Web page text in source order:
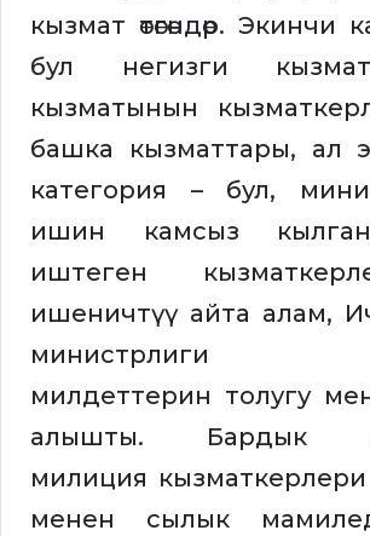
кызмат өтөгөндөр. Экинчи
бул негизги
кызматынын
башка кызматтары, ал
категория – бул,
ишин камсыз кылган
иштеген
ишеничтүү айта алам,
министрлиги
милдеттерин толугу
алышты. Бардык
милиция
менен сылык